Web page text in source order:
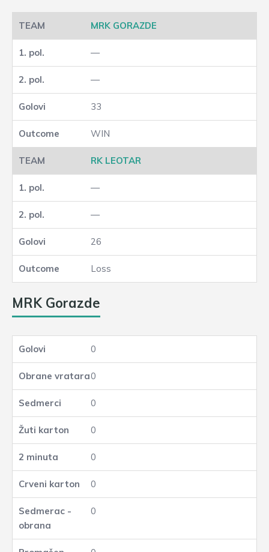
MRK GORAZDE
—
—
33
WIN
RK LEOTAR
—
—
26
Loss
MRK Gorazde
0
0
0
0
0
0
0